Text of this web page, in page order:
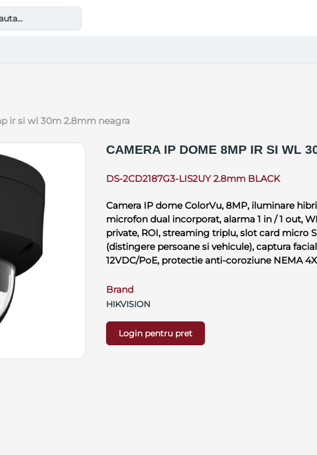
ir si wl 30m 2.8mm neagra
CAMERA IP DOME 8MP IR SI WL
DS-2CD2187G3-LIS2UY 2.8mm BLACK
Camera IP dome ColorVu, 8MP, iluminare
microfon dual incorporat, alarma 1 in / 1 out,
private, ROI, streaming triplu, slot card micro
(distingere persoane si vehicule), captura
12VDC/PoE, protectie anti-coroziune NEMA
Brand
HIKVISION
Login pentru pret